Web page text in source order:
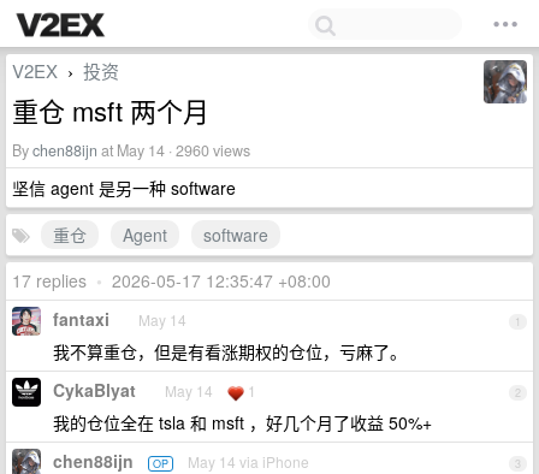
V2EX › 投资
重仓 msft 两个月
Bychen88ijn at May 14 · 2960 views
坚信 agent 是另一种 software
重仓
Agent
software
17 replies • 2026-05-17 12:35:47 +08:00
1
fantaxi May 14
我不算重仓，但是有看涨期权的仓位，亏麻了。
2
CykaBlyat May 14 1
我的仓位全在 tsla 和 msft ，好几个月了收益 50%+
3
chen88ijn OP May 14 via iPhone